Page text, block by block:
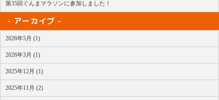
第35回ぐんまマラソンに参加しました！
アーカイブ
2026年5月 (1)
2026年3月 (1)
2025年12月 (1)
2025年11月 (2)